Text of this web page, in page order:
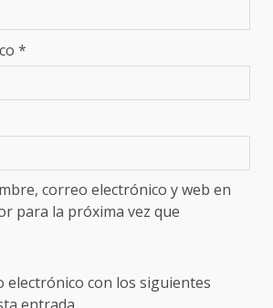
*
correo electrónico y web en
para la próxima vez que
electrónico con los siguientes